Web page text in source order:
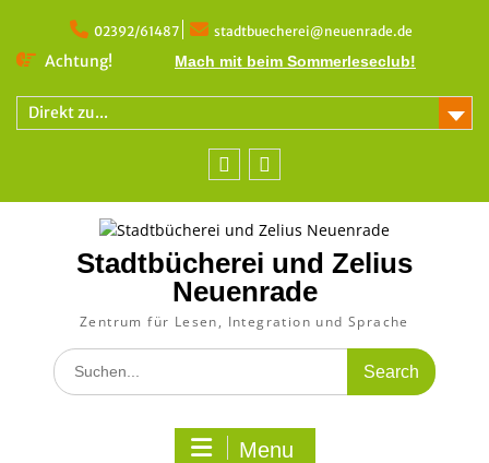
content
02392/61487 stadtbuecherei@neuenrade.de
Achtung! Mach mit beim Sommerleseclub!
Direkt zu...
Stadtbücherei und Zelius
Neuenrade
Zentrum für Lesen, Integration und Sprache
Search
for:
Menu